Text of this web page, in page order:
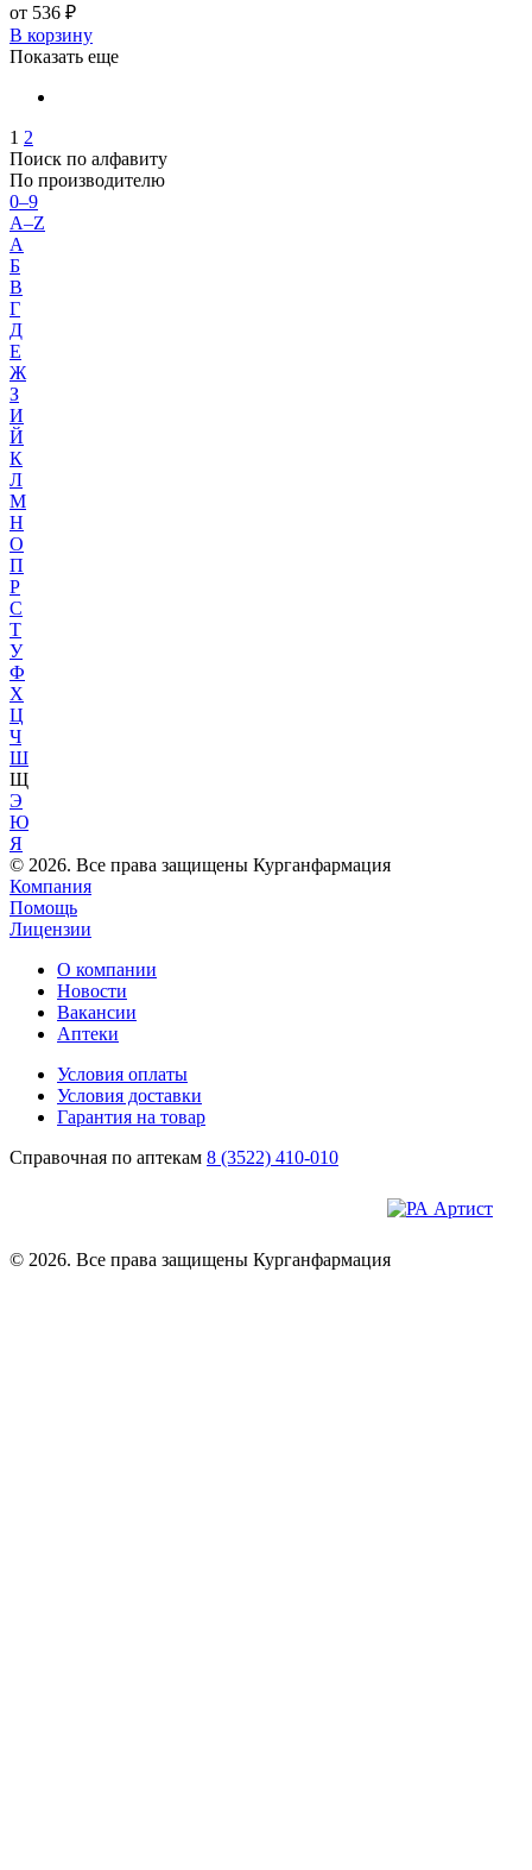
от 536 ₽
В корзину
Показать еще
1 2
Поиск по алфавиту
По производителю
0–9
A–Z
А
Б
В
Г
Д
Е
Ж
З
И
Й
К
Л
М
Н
О
П
Р
С
Т
У
Ф
Х
Ц
Ч
Ш
Щ
Э
Ю
Я
© 2026. Все права защищены Курганфармация
Компания
Помощь
Лицензии
О компании
Новости
Вакансии
Аптеки
Условия оплаты
Условия доставки
Гарантия на товар
Справочная по аптекам 8 (3522) 410-010
© 2026. Все права защищены Курганфармация